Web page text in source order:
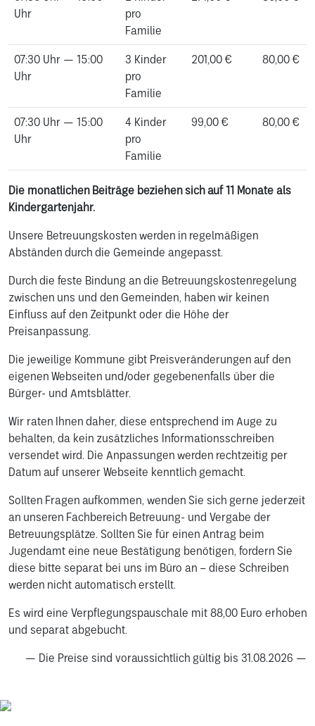
Uhr
pro
Familie
07:30 Uhr — 15:00
Uhr
3 Kinder
pro
Familie
201,00 € 80,00 €
07:30 Uhr — 15:00
Uhr
4 Kinder
pro
Familie
99,00 € 80,00 €
Die monatlichen Beiträge beziehen sich auf 11 Monate als
Kindergartenjahr.
Unsere Betreuungskosten werden in regelmäßigen
Abständen durch die Gemeinde angepasst.
Durch die feste Bindung an die Betreuungskostenregelung
zwischen uns und den Gemeinden, haben wir keinen
Einfluss auf den Zeitpunkt oder die Höhe der
Preisanpassung.
Die jeweilige Kommune gibt Preisveränderungen auf den
eigenen Webseiten und/oder gegebenenfalls über die
Bürger- und Amtsblätter.
Wir raten Ihnen daher, diese entsprechend im Auge zu
behalten, da kein zusätzliches Informationsschreiben
versendet wird. Die Anpassungen werden rechtzeitig per
Datum auf unserer Webseite kenntlich gemacht.
Sollten Fragen aufkommen, wenden Sie sich gerne jederzeit
an unseren Fachbereich Betreuung- und Vergabe der
Betreuungsplätze. Sollten Sie für einen Antrag beim
Jugendamt eine neue Bestätigung benötigen, fordern Sie
diese bitte separat bei uns im Büro an – diese Schreiben
werden nicht automatisch erstellt.
Es wird eine Verpflegungspauschale mit 88,00 Euro erhoben
und separat abgebucht.
— Die Preise sind voraussichtlich gültig bis 31.08.2026 —